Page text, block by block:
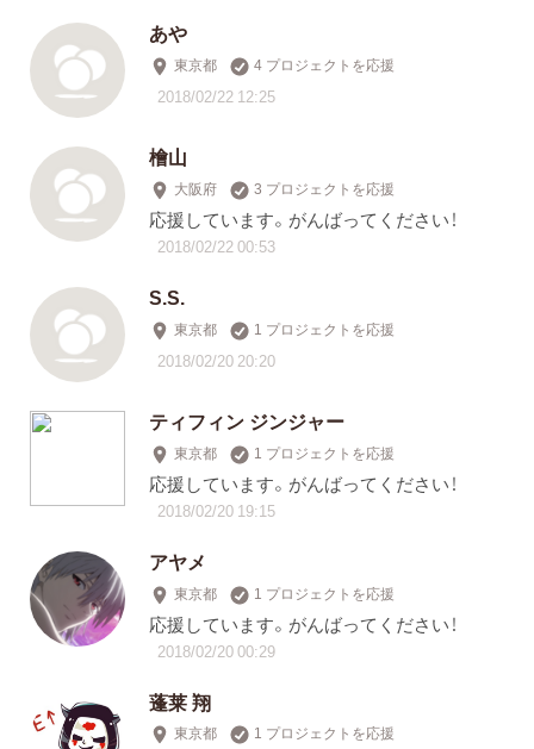
あや
東京都 4 プロジェクトを応援
2018/02/22 12:25
檜山
大阪府 3 プロジェクトを応援
応援しています。がんばってください！
2018/02/22 00:53
S.S.
東京都 1 プロジェクトを応援
2018/02/20 20:20
ティフィン ジンジャー
東京都 1 プロジェクトを応援
応援しています。がんばってください！
2018/02/20 19:15
アヤメ
東京都 1 プロジェクトを応援
応援しています。がんばってください！
2018/02/20 00:29
蓬莱 翔
東京都 1 プロジェクトを応援